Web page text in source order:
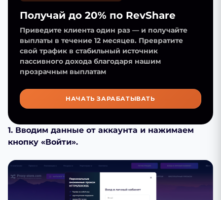
Получай до 20% по RevShare
Приведите клиента один раз — и получайте
выплаты в течение 12 месяцев. Превратите
свой трафик в стабильный источник
пассивного дохода благодаря нашим
прозрачным выплатам
НАЧАТЬ ЗАРАБАТЫВАТЬ
1. Вводим данные от аккаунта и нажимаем
кнопку «Войти».